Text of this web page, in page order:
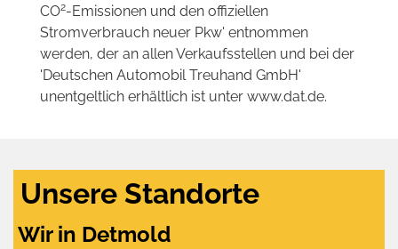
CO2-Emissionen und den offiziellen
Stromverbrauch neuer Pkw' entnommen
werden, der an allen Verkaufsstellen und bei der
'Deutschen Automobil Treuhand GmbH'
unentgeltlich erhältlich ist unter www.dat.de.
Unsere Standorte
Wir in Detmold